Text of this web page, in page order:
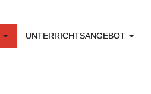
UNTERRICHTSANGEBOT